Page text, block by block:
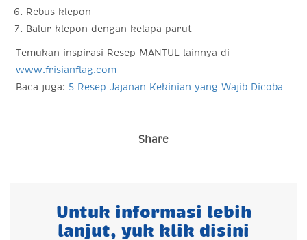
Rebus klepon
Balur klepon dengan kelapa parut
Temukan inspirasi Resep MANTUL lainnya di
www.frisianflag.com
Baca juga: 5 Resep Jajanan Kekinian yang Wajib Dicoba
Share
Untuk informasi lebih
lanjut, yuk klik disini